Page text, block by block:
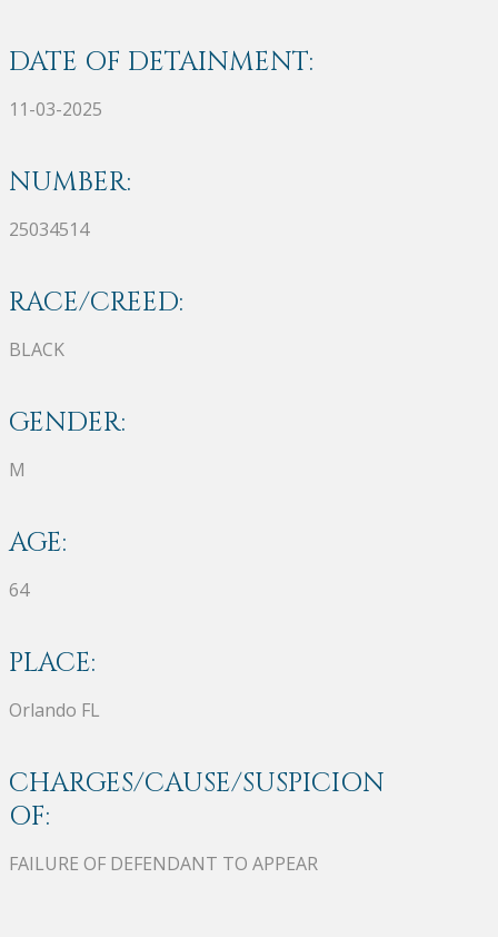
DATE OF DETAINMENT:
11-03-2025
NUMBER:
25034514
RACE/CREED:
BLACK
GENDER:
M
AGE:
64
PLACE:
Orlando FL
CHARGES/CAUSE/SUSPICION
OF:
FAILURE OF DEFENDANT TO APPEAR